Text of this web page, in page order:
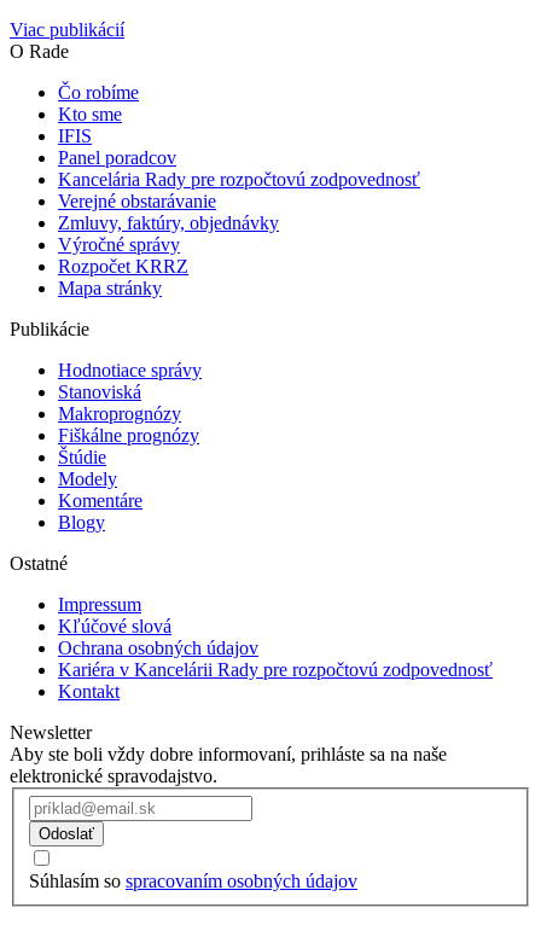
Viac publikácií
O Rade
Čo robíme
Kto sme
IFIS
Panel poradcov
Kancelária Rady pre rozpočtovú zodpovednosť
Verejné obstarávanie
Zmluvy, faktúry, objednávky
Výročné správy
Rozpočet KRRZ
Mapa stránky
Publikácie
Hodnotiace správy
Stanoviská
Makroprognózy
Fiškálne prognózy
Štúdie
Modely
Komentáre
Blogy
Ostatné
Impressum
Kľúčové slová
Ochrana osobných údajov
Kariéra v Kancelárii Rady pre rozpočtovú zodpovednosť
Kontakt
Newsletter
Aby ste boli vždy dobre informovaní, prihláste sa na naše
elektronické spravodajstvo.
Odoslať
Súhlasím so spracovaním osobných údajov